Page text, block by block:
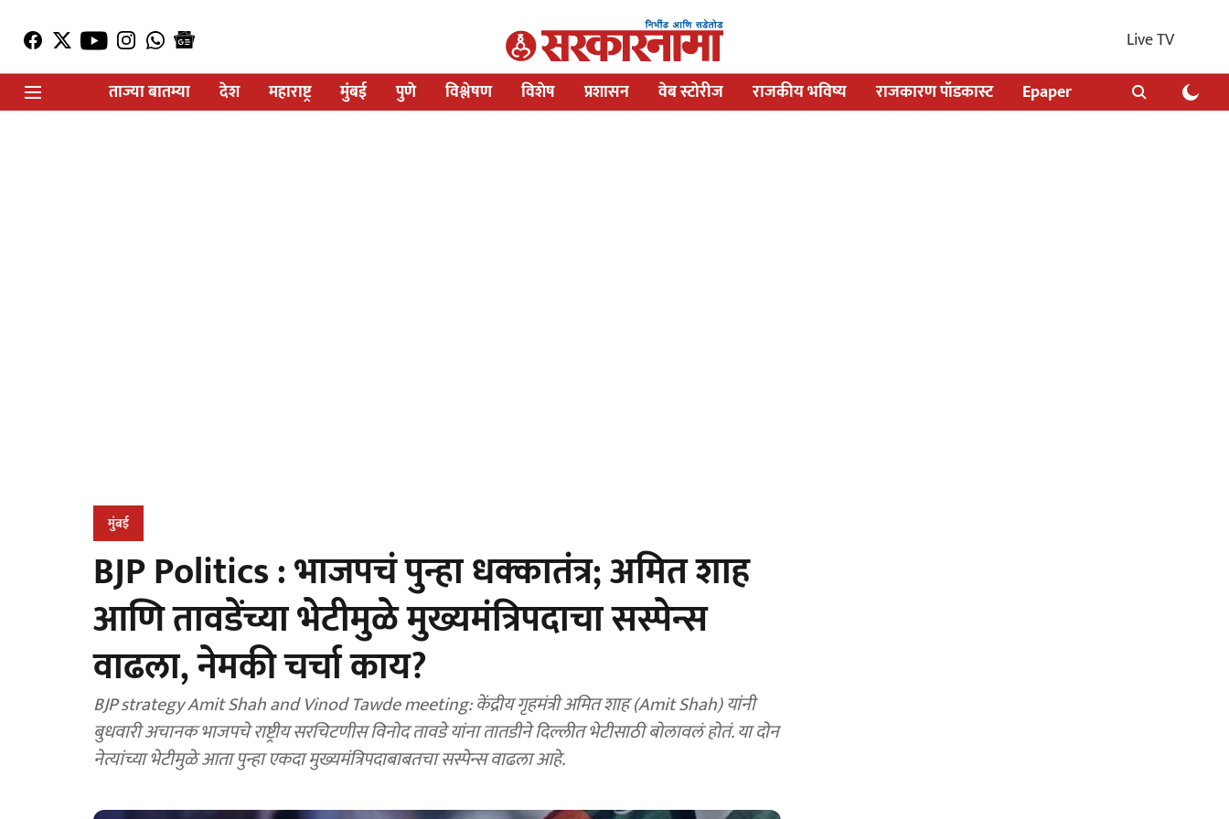
Live TV
ताज्या बातम्या
देश महाराष्ट्र मुंबई पुणे विश्लेषण विशेष प्रशासन वेब स्टोरीज राजकीय भविष्य राजकारण पॉडकास्ट Epaper
मुंबई
BJP Politics : भाजपचं पुन्हा धक्कातंत्र; अमित शाह
आणि तावडेंच्या भेटीमुळे मुख्यमंत्रि‍पदाचा सस्पेन्स
वाढला, नेमकी चर्चा काय?
BJP strategy Amit Shah and Vinod Tawde meeting: केंद्रीय गृहमंत्री अमित शाह (Amit Shah) यांनी
बुधवारी अचानक भाजपचे राष्ट्रीय सरचिटणीस विनोद तावडे यांना तातडीने दिल्लीत भेटीसाठी बोलावलं होतं. या दोन
नेत्यांच्या भेटीमुळे आता पुन्हा एकदा मुख्यमंत्रि‍पदाबाबतचा सस्पेन्स वाढला आहे.